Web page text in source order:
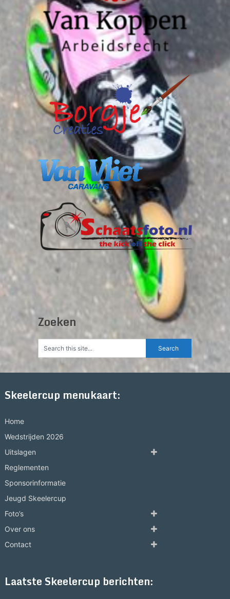
Zoeken
Skeelercup menukaart:
Home
Wedstrijden 2026
Uitslagen
Reglementen
Sponsorinformatie
Jeugd Skeelercup
Foto’s
Over ons
Contact
Laatste Skeelercup berichten: